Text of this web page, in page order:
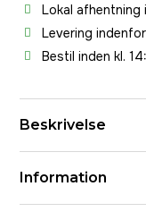
Lokal afhentning
Levering
Bestil inden kl.
Beskrivelse
Information